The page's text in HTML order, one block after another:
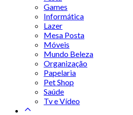
Games
Informática
Lazer
Mesa Posta
Móveis
Mundo Beleza
Organização
Papelaria
Pet Shop
Saúde
Tv e Vídeo